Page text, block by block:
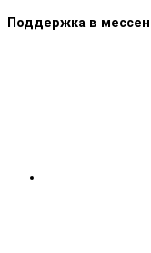
Поддержка в